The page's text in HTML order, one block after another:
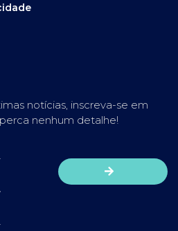
notícias, inscreva-se em
nenhum detalhe!